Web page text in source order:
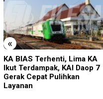
«
PMR Wira SMKN 1 Jember
Gelar ABHINAYA 2026, Ajang
Bergengsi Cetak Relawan
Muda Berprestasi